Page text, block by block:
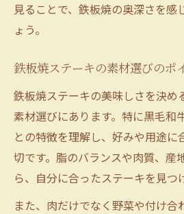
見ることで、鉄板焼の奥深さを感
ょう。
鉄板焼ステーキの素材選びのポ
鉄板焼ステーキの美味しさを決め
素材選びにあります。特に黒毛和
との特徴を理解し、好みや用途に
切です。脂のバランスや肉質、産
ら、自分に合ったステーキを見つ
また、肉だけでなく野菜や付け合